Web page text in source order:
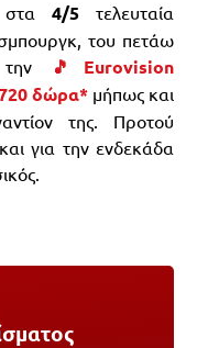
στα4/5 τελευταία
του πετάω
την
🎵Eurovision
δώρα*μήπως και
της. Προτού
για την ενδεκάδα